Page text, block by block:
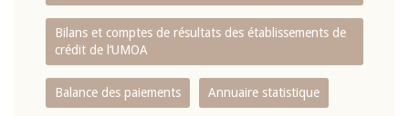
Bilans et comptes de résultats des établissements de
crédit de l‘UMOA
Balance des paiements Annuaire statistique